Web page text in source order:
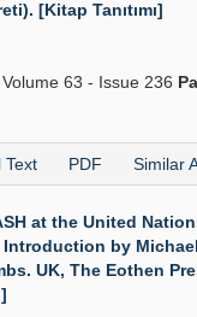
[Kitap Tanıtımı]
63 - Issue 236
Text PDF Similar
at the United
by
UK, The Eothen